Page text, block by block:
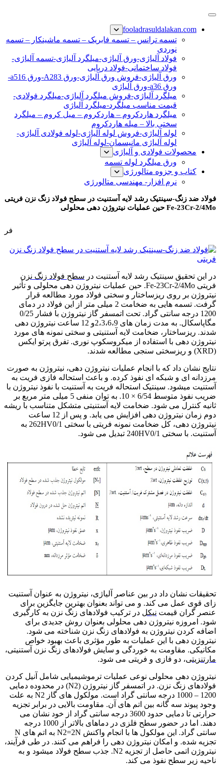
پرش
محتوا
نبشی فولادی-ناودانی فولادی-قیمت ورق-قیمت فولاد
fooladrasuldalakan.com
تسمه ترانس – تسمه فابریک – تسمه ماشینکار – تسمه
نوردی
فولاد آلیاژی-ورق آلیاژی-میلگرد آلیاژی-تسمه آلیاژی-
فولاد ساختمانی-فولاد دریایی
ورق آلیاژی-فروش ورق آلیاژی-ورق A283-ورق a516-
ورق a36-ورق آلیاژی
میلگرد آلیاژی-فروش میلگرد آلیاژی-میلگرد فولادی-
قیمت مناسب میلگرد-میلگرد آلیاژی
میلگرد هاردکروم – هاردکروم – میل کروم – میلگرد
سختی بالا – میله هاردکروم
لوله آلیاژی-فروش لوله آلیاژی-لوله فولادی آلیاژی-
لوله آلیاژی مانیسمان-لوله آلیاژی
محصولات فولادی و آلیاژی
ورق میلگرد لوله تسمه
کتاب و جزوه متالورژی
نرم افزار- مهندسی متالورژی
فولاد ضد زنگ-سینتیک رشد لایه آستنیت در سطح فولاد زنگ نزن فریتی
Fe-23Cr-2/4Mo حین عملیات نیتروژن دهی محلولی
فروش فولاد نورد سرد-
در این تحقیق سینتیک رشد لایه آستنیت در سطح فولاد زنگ نزن
فریتی Fe-23Cr-2/4Mo. حین عملیات نیتروژن دهی محلولی و تأثیر
نیتروژن بر روی ریزساختار و سختی فولاد مورد مطالعه قرار
گرفت. تسمه هایی به ضخامت 2 میلی متر از این فولاد در دمای
1200 درجه سانتی گراد. تحت اتمسفر گاز نیتروژن با فشار 0/25
مگاپاسکال. به مدت زمان های 2،3،6،9و 12 ساعت نیتروژن دهی
شدند. ریزساختار، ضخامت لایه آستنیتی و سختی نمونه های مورد
نیتروژن دهی با استفاده از میکروسکوپ نوری. تفرق پرتو ایکس
(XRD) و ریزسختی سنجی مطالعه شدند.
نتایج نشان داد که با انجام عملیات نیتروژن دهی، نیتروژن به صورت
مرزدانه ای و شبکه ای نفوذ کرده. و باعث استحاله فازی فریت به
آستنیت میشود. سینتیک استحاله فریت به آستنیت با نفوذ نیتروژن با
ضریب نفوذ متوسط 6/54 × 10. به توان منفی 5 میلی متر مربع بر
ثانیه کنترل می شود. ضخامت لایه آستنیتی متشکل متناسب با ریشه
دوم زمان نیتروژن دهی افزایش می یابد. و پس از 12 ساعت
نیتروژن دهی، کل ضخامت نمونه فریتی با سختی 262HV0/1 به
آستنیت. با سختی 240HV0/1 تبدیل می شود.
تحقیقات نشان داد در بین عناصر آلیاژی، نیتروژن به عنوان آستنیت
زای قوی عمل می کند. و می تواند بعنوان بهترین جایگزین برای
عنصر گران قیمت نیکل در ترکیب فولادهای زنگ نزن به کارگیری
شود. امروزه نیتروژن دهی محلولی بعنوان روش جدیدی برای
اضافه کردن نیتروژن به فولادهای زنگ نزن شناخته می شود.
نیتروژن دهی با این عملیات به طور مؤثری باعث بهبود خواص
مکانیکی. مقاومت به خوردگی و سایش فولادهای زنگ نزن آستنیتی،
مارتنزیتی، دو فازی و فریتی می شود.
نیتروژن دهی محلولی نوعی عملیات ترموشیمیایی شامل آنیل کردن
فولادهای زنگ نزن. در اتمسفر گاز نیتروژن (N2) در محدوده دمایی
1200 – 1000 درجه سانتی گراد است. مولکول های گاز N2 به علت
وجود پیوند سه گانه بین اتم های آن. مقاومت بالایی در برابر تجزیه
حرارتی تا دمایی حدود 3600 درجه سانتی گراد از خود نشان می
دهند. اما در حضور سطح فلزی در دماهای بالاتر از 1000 درجه
سانتی گراد. این مولکول ها با انجام واکنش N2=2N به اتم های N
تجزیه شده. و امکان نیتروژن دهی را فراهم می کنند. در طی فرآیند،
نیتروژن اتمی حاصل از تجزیه N2. جذب سطح فولاد میشود و به
ناحیه زیر سطح نفوذ می کند.